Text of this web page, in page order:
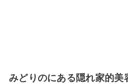
みどりのにある隠れ家的美